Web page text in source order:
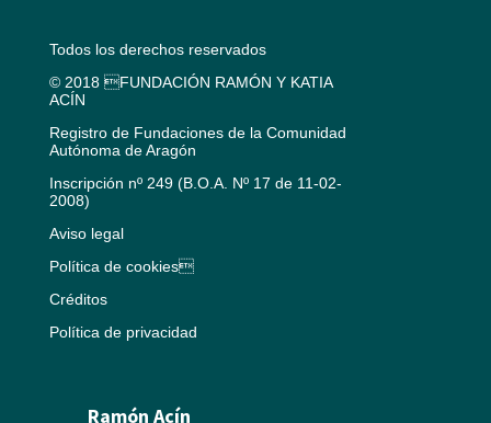
Todos los derechos reservados
© 2018 FUNDACIÓN RAMÓN Y KATIA
ACÍN
Registro de Fundaciones de la Comunidad
Autónoma de Aragón
Inscripción nº 249 (B.O.A. Nº 17 de 11-02-
2008)
Aviso legal
Política de cookies
Créditos
Política de privacidad
Ramón Acín